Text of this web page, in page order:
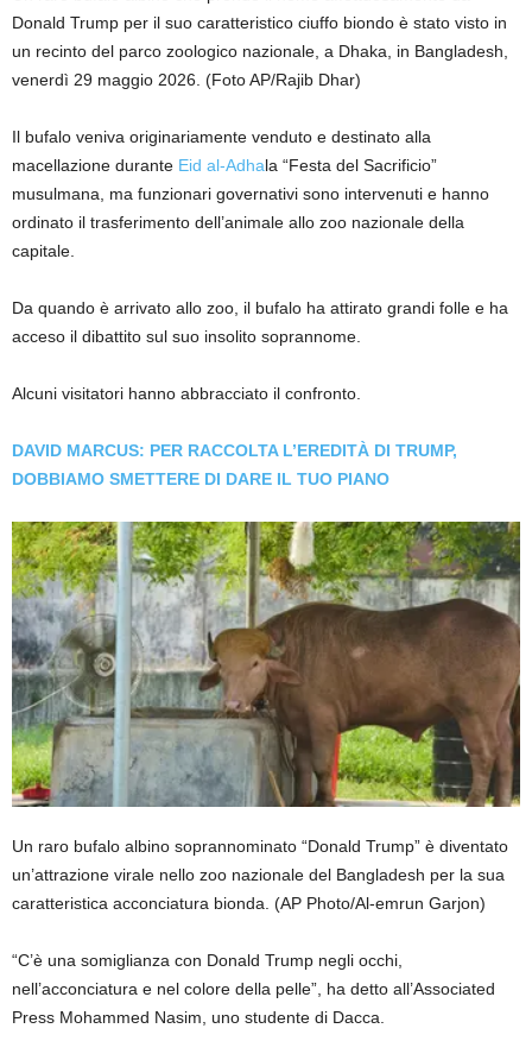
Donald Trump per il suo caratteristico ciuffo biondo è stato visto in
un recinto del parco zoologico nazionale, a Dhaka, in Bangladesh,
venerdì 29 maggio 2026. (Foto AP/Rajib Dhar)
Il bufalo veniva originariamente venduto e destinato alla
macellazione durante Eid al-Adhala “Festa del Sacrificio”
musulmana, ma funzionari governativi sono intervenuti e hanno
ordinato il trasferimento dell’animale allo zoo nazionale della
capitale.
Da quando è arrivato allo zoo, il bufalo ha attirato grandi folle e ha
acceso il dibattito sul suo insolito soprannome.
Alcuni visitatori hanno abbracciato il confronto.
DAVID MARCUS: PER RACCOLTA L’EREDITÀ DI TRUMP,
DOBBIAMO SMETTERE DI DARE IL TUO PIANO
Un raro bufalo albino soprannominato “Donald Trump” è diventato
un’attrazione virale nello zoo nazionale del Bangladesh per la sua
caratteristica acconciatura bionda. (AP Photo/Al-emrun Garjon)
“C’è una somiglianza con Donald Trump negli occhi,
nell’acconciatura e nel colore della pelle”, ha detto all’Associated
Press Mohammed Nasim, uno studente di Dacca.